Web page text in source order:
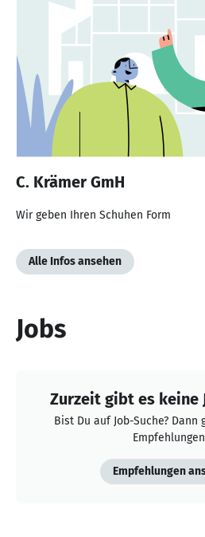
C. Krämer GmH
Wir geben Ihren Schuhen Form
Alle Infos ansehen
Jobs
Zurzeit gibt es keine
Bist Du auf Job-Suche? Dann
Empfehlungen